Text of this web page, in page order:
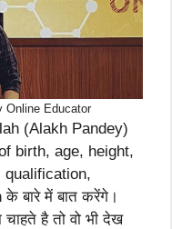
Online Educator
(Alakh Pandey)
birth, age, height,
बारे में बात करेंगे।
है तो वो भी देख